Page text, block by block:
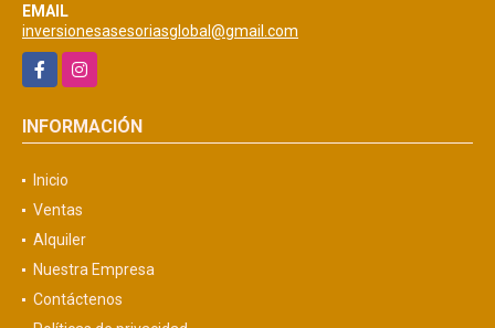
EMAIL
inversionesasesoriasglobal@gmail.com
FacebookInstagram
INFORMACIÓN
Inicio
Ventas
Alquiler
Nuestra Empresa
Contáctenos